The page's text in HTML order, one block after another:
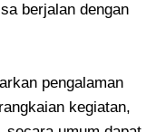
berjalan dengan
pengalaman
kegiatan,